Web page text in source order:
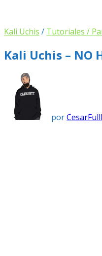
Kali Uchis / Tutoriales /
Kali Uchis – NO
por